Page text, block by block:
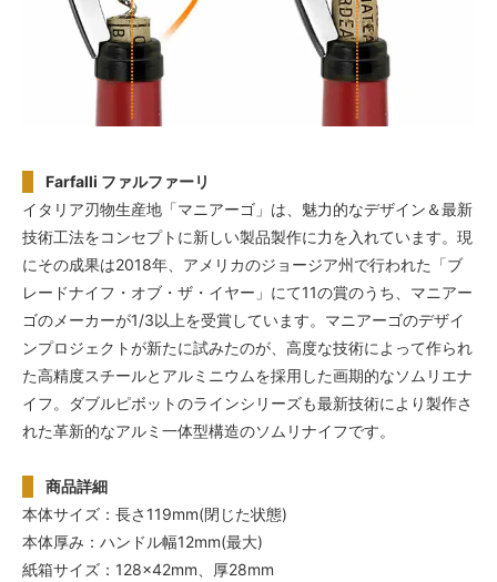
Farfalli ファルファーリ
イタリア刃物生産地「マニアーゴ」は、魅力的なデザイン＆最新
技術工法をコンセプトに新しい製品製作に力を入れています。現
にその成果は2018年、アメリカのジョージア州で行われた「ブ
レードナイフ・オブ・ザ・イヤー」にて11の賞のうち、マニアー
ゴのメーカーが1/3以上を受賞しています。マニアーゴのデザイ
ンプロジェクトが新たに試みたのが、高度な技術によって作られ
た高精度スチールとアルミニウムを採用した画期的なソムリエナ
イフ。ダブルピボットのラインシリーズも最新技術により製作さ
れた革新的なアルミ一体型構造のソムリナイフです。
商品詳細
本体サイズ：長さ119mm(閉じた状態)
本体厚み：ハンドル幅12mm(最大)
紙箱サイズ：128×42mm、厚28mm